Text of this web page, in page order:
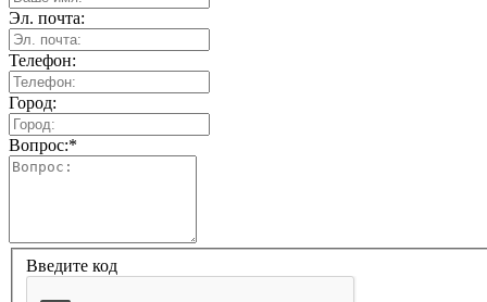
Эл. почта:
Телефон:
Город:
Вопрос:*
Введите код